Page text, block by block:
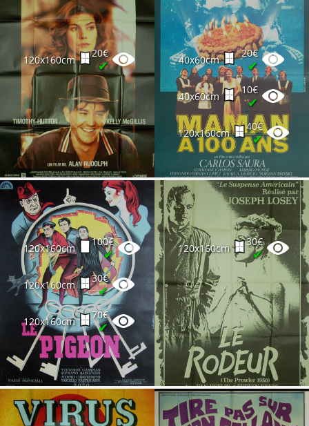
120x160cm
20€
✔ 40x60cm
20€
✔
40x60cm
10€
✔
120x160cm
40€
✔
120x160cm
100€
✔
120x160cm
30€
✔
120x160cm
70€
✔
120x160cm
30€
✔